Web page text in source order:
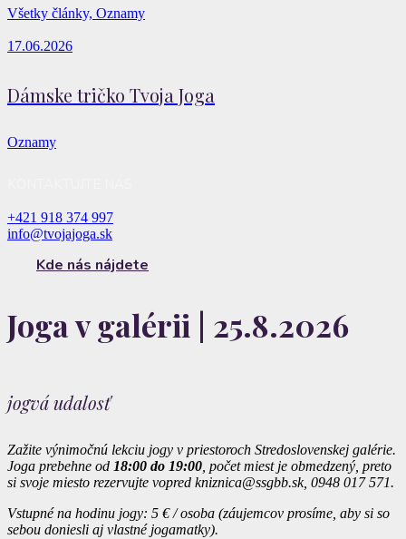
Všetky články, Oznamy
17.06.2026
Dámske tričko Tvoja Joga
Oznamy
+421 918 374 997
info@tvojajoga.sk
Kde nás nájdete
Joga v galérii | 25.8.2026
jogvá udalosť
Zažite výnimočnú lekciu jogy v priestoroch Stredoslovenskej galérie.
Joga prebehne od 18:00 do 19:00 , počet miest je obmedzený, preto
si svoje miesto rezervujte vopred kniznica@ssgbb.sk, 0948 017 571.
Vstupné na hodinu jogy: 5 € / osoba (záujemcov prosíme, aby si so
sebou doniesli aj vlastné jogamatky).